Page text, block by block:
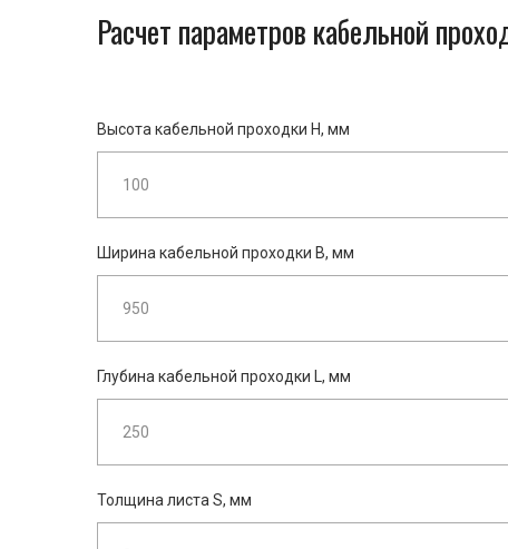
Расчет параметров кабельной
Высота кабельной проходки H, мм
Ширина кабельной проходки B, мм
Глубина кабельной проходки L, мм
Толщина листа S, мм